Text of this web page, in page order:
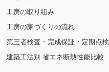
工房の取り組み
工房の家づくりの流れ
第三者検査・完成保証・定期点検
建築工法別 省エネ断熱性能比較